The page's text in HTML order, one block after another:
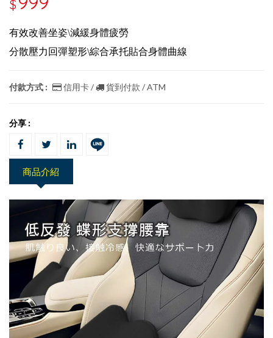
$
有效改善坐姿\減緩身體疲勞
分散壓力回彈塑形\綜合承托貼合身體曲線
付款方式 : 信用卡 / 貨到付款 / ATM
分享 :
商品介紹